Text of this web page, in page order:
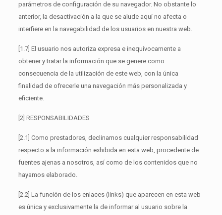
parámetros de configuración de su navegador. No obstante lo
anterior, la desactivación a la que se alude aquí no afecta o
interfiere en la navegabilidad de los usuarios en nuestra web.
[1.7] El usuario nos autoriza expresa e inequívocamente a
obtener y tratar la información que se genere como
consecuencia de la utilización de este web, con la única
finalidad de ofrecerle una navegación más personalizada y
eficiente.
[2] RESPONSABILIDADES
[2.1] Como prestadores, declinamos cualquier responsabilidad
respecto a la información exhibida en esta web, procedente de
fuentes ajenas a nosotros, así como de los contenidos que no
hayamos elaborado.
[2.2] La función de los enlaces (links) que aparecen en esta web
es única y exclusivamente la de informar al usuario sobre la